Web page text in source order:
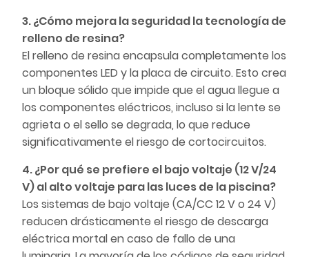
3. ¿Cómo mejora la seguridad la tecnología de
relleno de resina?
El relleno de resina encapsula completamente los
componentes LED y la placa de circuito. Esto crea
un bloque sólido que impide que el agua llegue a
los componentes eléctricos, incluso si la lente se
agrieta o el sello se degrada, lo que reduce
significativamente el riesgo de cortocircuitos.
4. ¿Por qué se prefiere el bajo voltaje (12 V/24
V) al alto voltaje para las luces de la piscina?
Los sistemas de bajo voltaje (CA/CC 12 V o 24 V)
reducen drásticamente el riesgo de descarga
eléctrica mortal en caso de fallo de una